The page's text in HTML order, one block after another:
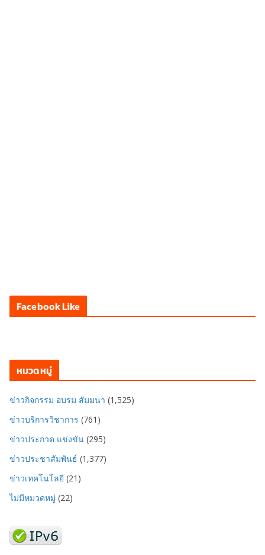
Facebook Like
หมวดหมู่
ข่าวกิจกรรม อบรม สัมมนา (1,525)
ข่าวบริการวิชาการ (761)
ข่าวประกวด แข่งขัน (295)
ข่าวประชาสัมพันธ์ (1,377)
ข่าวเทคโนโลยี (21)
ไม่มีหมวดหมู่ (22)